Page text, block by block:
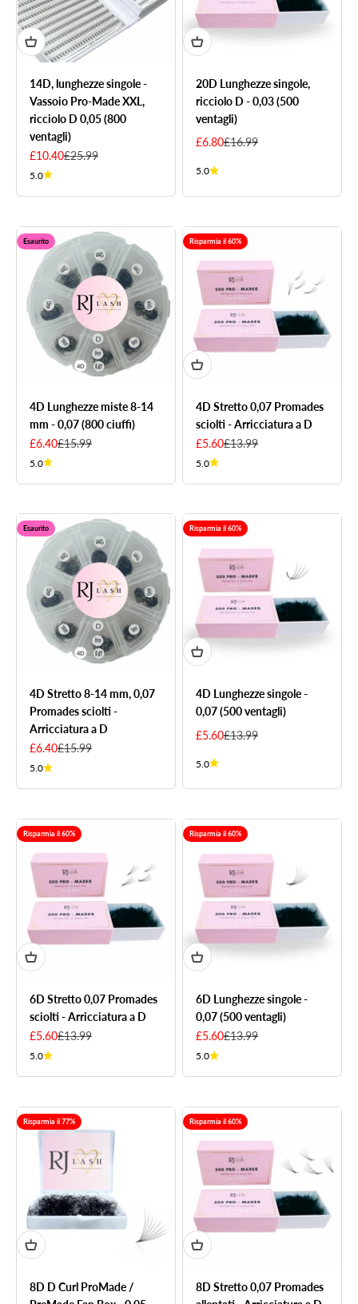
14D, lunghezze singole -
Vassoio Pro-Made XXL,
ricciolo D 0,05 (800
ventagli)
Sale price
£10.40Regular price
£25.99
5.0
20D Lunghezze singole,
ricciolo D - 0,03 (500
ventagli)
Sale price
£6.80Regular price
£16.99
5.0
Esaurito
4D Lunghezze miste 8-14
mm - 0,07 (800 ciuffi)
Sale price
£6.40Regular price
£15.99
5.0
Risparmia il 60%
4D Stretto 0,07 Promades
sciolti - Arricciatura a D
Sale price
£5.60Regular price
£13.99
5.0
Esaurito
4D Stretto 8-14 mm, 0,07
Promades sciolti -
Arricciatura a D
Sale price
£6.40Regular price
£15.99
5.0
Risparmia il 60%
4D Lunghezze singole -
0,07 (500 ventagli)
Sale price
£5.60Regular price
£13.99
5.0
Risparmia il 60%
6D Stretto 0,07 Promades
sciolti - Arricciatura a D
Sale price
£5.60Regular price
£13.99
5.0
Risparmia il 60%
6D Lunghezze singole -
0,07 (500 ventagli)
Sale price
£5.60Regular price
£13.99
5.0
Risparmia il 77%
8D D Curl ProMade /
Risparmia il 60%
8D Stretto 0,07 Promades